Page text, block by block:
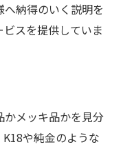
を解説
取戦略
渉術
納得のいく説明を
スを提供していま
メッキ品かを見分
や純金のような